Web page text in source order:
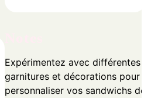
Expérimentez avec différentes
garnitures et décorations pour
personnaliser vos sandwichs de